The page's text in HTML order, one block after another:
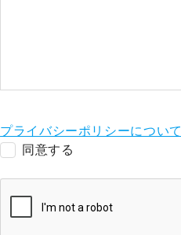
プライバシーポリシーについて
同意する